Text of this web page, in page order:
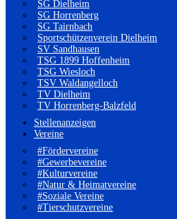
SG Dielheim
SG Horrenberg
SG Tairnbach
Sportschützenverein Dielheim
SV Sandhausen
TSG 1899 Hoffenheim
TSG Wiesloch
TSV Waldangelloch
TV Dielheim
TV Horrenberg-Balzfeld
Stellenanzeigen
Vereine
#Fördervereine
#Gewerbevereine
#Kulturvereine
#Natur & Heimatvereine
#Soziale Vereine
#Tierschutzvereine